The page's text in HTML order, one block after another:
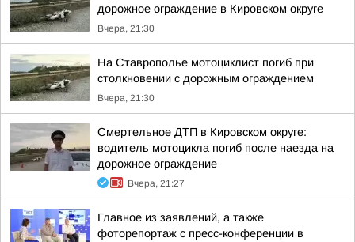
дорожное ограждение в Кировском округе
Вчера, 21:30
На Ставрополье мотоциклист погиб при
столкновении с дорожным ограждением
Вчера, 21:30
Смертельное ДТП в Кировском округе:
водитель мотоцикла погиб после наезда на
дорожное ограждение
Вчера, 21:27
Главное из заявлений, а также
фоторепортаж с пресс-конференции в